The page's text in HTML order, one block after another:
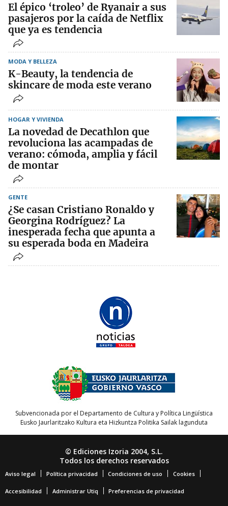
El épico ‘troleo’ de Ryanair a sus
pasajeros por la caída de Netflix
que ya es tendencia
MODA Y BELLEZA
K-Beauty, la tendencia de
skincare de moda este verano
HOGAR Y VIVIENDA
La novedad de Decathlon que
revoluciona las acampadas de
verano: cómoda, amplia y fácil
de montar
GENTE
¿Se casan Cristiano Ronaldo y
Georgina Rodríguez? La
inesperada fecha que apunta a
su esperada boda en Madeira
Subvencionada por el Departamento de Cultura y Política Lingüística
Eusko Jaurlaritzako Kultura eta Hizkuntza Politika Sailak lagunduta
© Ediciones Izoria 2004, S.L.
Todos los derechos reservados
Aviso legal Política privacidad Condiciones de uso Cookies
Accesibilidad Administrar Utiq Preferencias de privacidad